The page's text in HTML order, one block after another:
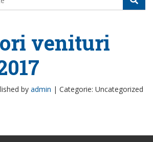
venituri
by admin | Categorie: Uncategorized